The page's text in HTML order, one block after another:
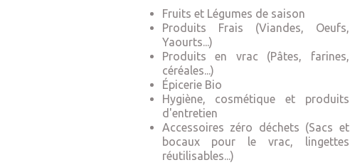
Fruits et Légumes de saison
Produits Frais (Viandes, Oeufs,
Yaourts...)
Produits en vrac (Pâtes, farines,
céréales...)
Épicerie Bio
Hygiène, cosmétique et produits
d'entretien
Accessoires zéro déchets (Sacs et
bocaux pour le vrac, lingettes
réutilisables...)